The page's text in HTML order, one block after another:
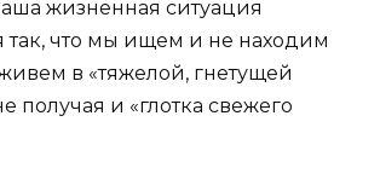
жизненная ситуация
так, что мы ищем и не находим
в «тяжелой, гнетущей
получая и «глотка свежего